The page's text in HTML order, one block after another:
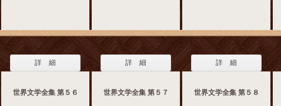
詳 細
世界文学全集 第５６
詳 細
世界文学全集 第５７
詳 細
世界文学全集 第５８